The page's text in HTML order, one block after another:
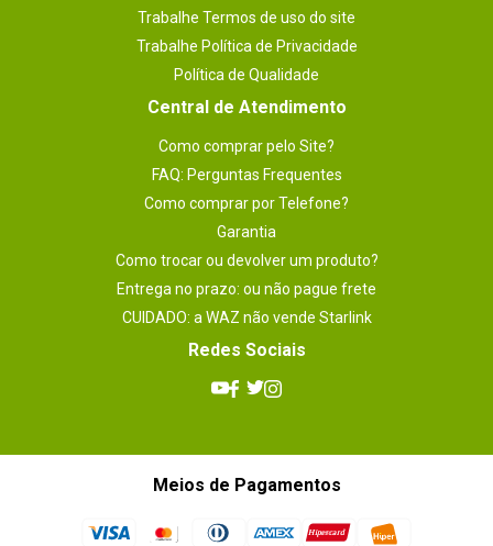
Trabalhe Termos de uso do site
Trabalhe Política de Privacidade
Política de Qualidade
Central de Atendimento
Como comprar pelo Site?
FAQ: Perguntas Frequentes
Como comprar por Telefone?
Garantia
Como trocar ou devolver um produto?
Entrega no prazo: ou não pague frete
CUIDADO: a WAZ não vende Starlink
Redes Sociais
Meios de Pagamentos